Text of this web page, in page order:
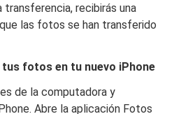
recibirás una
las fotos se han transferido
tus fotos en tu nuevo iPhone
de la computadora y
Abre la aplicación Fotos